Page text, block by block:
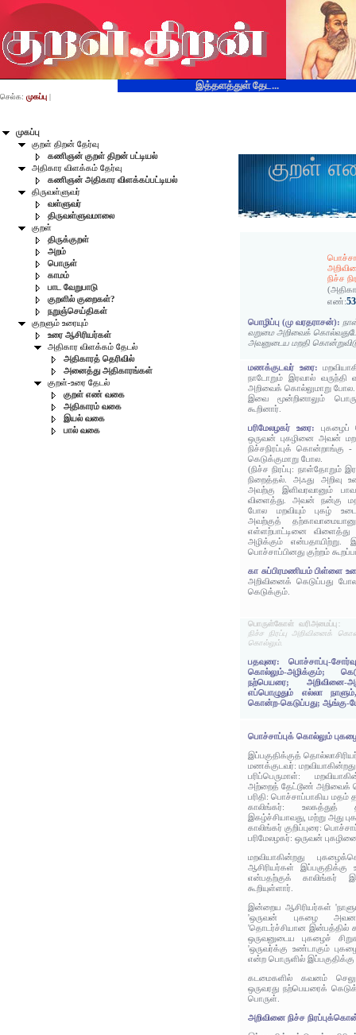
இத்தளத்துள் தேட...
முகப்பு
குறள் திறன் தேர்வு
கணிஞன் குறள் திறன் பட்டியல்
அதிகார விளக்கம் தேர்வு
கணிஞன் அதிகார விளக்கப்பட்டியல்
திருவள்ளுவர்
வள்ளுவர்
திருவள்ளுவமாலை
குறள்
திருக்குறள்
அறம்
பொருள்
காமம்
பாட வேறுபாடு
குறளில் குறைகள்?
நறுஞ்செய்திகள்
குறளும் உரையும்
உரை ஆசிரியர்கள்
அதிகார விளக்கம் தேடல்
அதிகாரத் தெரிவில்
அனைத்து அதிகாரங்கள்
குறள்-உரை தேடல்
குறள் எண் வகை
அதிகாரம் வகை
இயல் வகை
பால் வகை
செல்க: முகப்பு |
குறள்
நிச்ச
எண்:
பொழிப்பு (மு வரதராசன்):
வறுமை அறிவைக்
அவனுடைய மறதி
மணக்குடவர் உரை:
நாடோறும் இரவால்
அறிவைக் கொல்லுமாறு போல.
இவை மூன்றினாலும்
கூறினார்.
பரிமேலழகர் உரை:
ஒருவன் புகழினை அவன்
நிச்சநிரப்புக் கொன்றாங்கு -
கெடுக்குமாறு போல.
(நிச்ச நிரப்பு: நாள்தோறும்
நிறைத்தல். அஃது
அவற்கு இளிவரவானும்
விளைத்து. அவன் நன்கு
போல மறவியும் புகழ்
அவற்குத்
எள்ளற்பாட்டினை
அழிக்கும் என்பதாயிற்று.
பொச்சாப்பினது குற்றம்
கா சுப்பிரமணியம் பிள்ளை
அறிவினைக் கெடுப்பது
கெடுக்கும்.
பொருள்கோள் வரிஅமைப்பு:
நிச்ச நிரப்பு அறிவினைக்
கொல்லும்.
பதவுரை: பொச்சாப்பு-
கொல்லும்-அழிக்கும்;
நற்பெயரை; அறிவினை-
எப்பொழுதும் எல்லா
கொன்ற-கெடுப்பது; ஆங்கு-
பொச்சாப்புக் கொல்லும்
இப்பகுதிக்குத்
மணக்குடவர்:
பரிப்பெருமாள்:
அற்றைத் தேட்டூண் அறிவைக்
பரிதி: பொச்சாப்பாகிய
காலிங்கர்: உலகத்துத்
இகழ்ச்சியாவது, மற்று அது
காலிங்கர் குறிப்புரை:
பரிமேலழகர்: ஒருவன்
மறவியாகின்றது
ஆசிரியர்கள் இப்பகுதிக்கு
என்பதற்குக் காலிங்கர்
கூறியுள்ளார்.
இன்றைய ஆசிரியர்கள்
'ஒருவன் புகழை
'தொடர்ச்சியான இன்பத்தில்
ஒருவனுடைய புகழைச்
'ஒருவர்க்கு உண்டாகும்
என்ற பொருளில்
கடமைகளில் கவனம்
ஒருவரது நற்பெயரைக்
பொருள்.
அறிவினை நிச்ச